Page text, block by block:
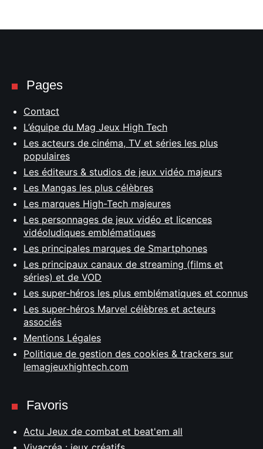
Pages
Contact
L’équipe du Mag Jeux High Tech
Les acteurs de cinéma, TV et séries les plus
populaires
Les éditeurs & studios de jeux vidéo majeurs
Les Mangas les plus célèbres
Les marques High-Tech majeures
Les personnages de jeux vidéo et licences
vidéoludiques emblématiques
Les principales marques de Smartphones
Les principaux canaux de streaming (films et
séries) et de VOD
Les super-héros les plus emblématiques et connus
Les super-héros Marvel célèbres et acteurs
associés
Mentions Légales
Politique de gestion des cookies & trackers sur
lemagjeuxhightech.com
Favoris
Actu Jeux de combat et beat'em all